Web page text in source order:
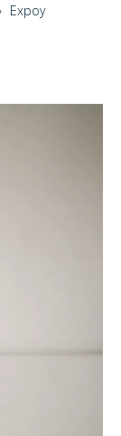
Expoy